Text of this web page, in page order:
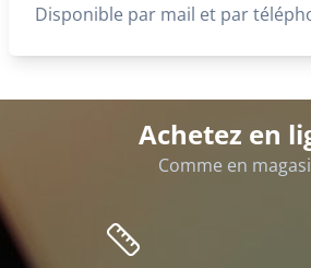
Disponible par mail et par
Achetez en
Comme en